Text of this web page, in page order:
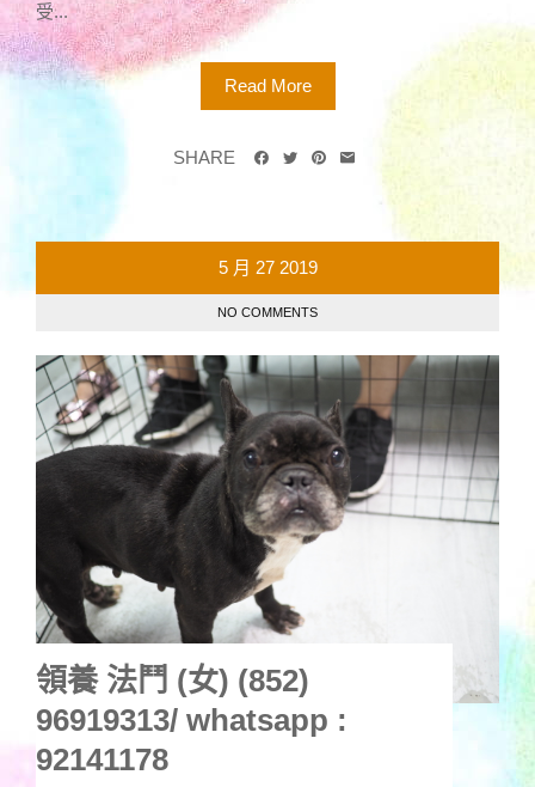
受...
Read More
SHARE
5 月 27 2019
NO COMMENTS
領養 法鬥 (女) (852)
96919313/ whatsapp :
92141178